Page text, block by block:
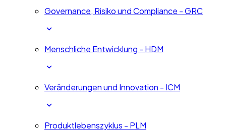
Governance, Risiko und Compliance - GRC
Menschliche Entwicklung - HDM
Veränderungen und Innovation - ICM
Produktlebenszyklus - PLM